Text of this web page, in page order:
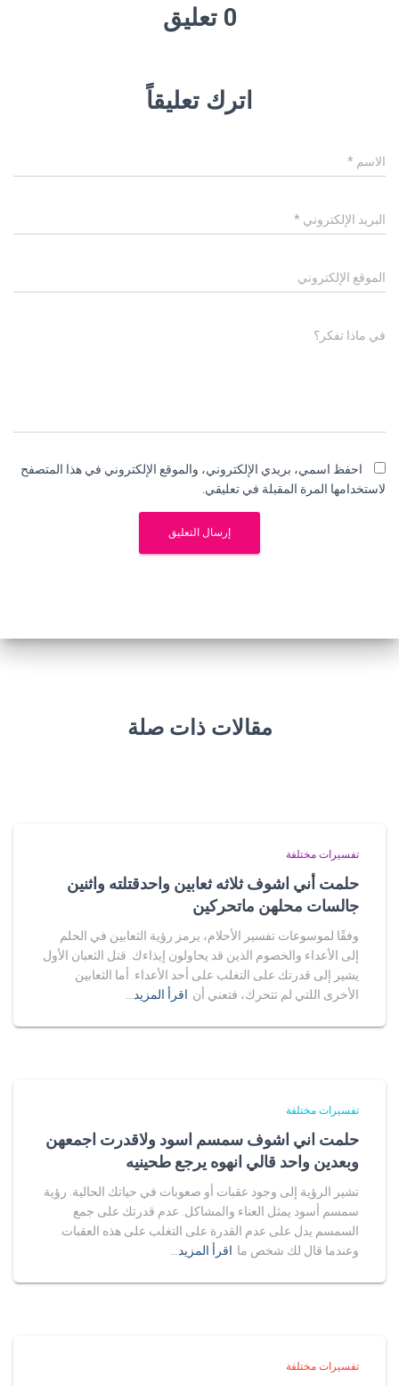
0 تعليق
اترك تعليقاً
الاسم *
البريد الإلكتروني *
الموقع الإلكتروني
في ماذا تفكر؟
احفظ اسمي، بريدي الإلكتروني، والموقع الإلكتروني في هذا المتصفح
لاستخدامها المرة المقبلة في تعليقي.
مقالات ذات صلة
تفسيرات مختلفة
حلمت أني اشوف ثلاثه ثعابين واحدقتلته واثنين
جالسات محلهن ماتحركين
وفقًا لموسوعات تفسير الأحلام، يرمز رؤية الثعابين في الحلم
إلى الأعداء والخصوم الذين قد يحاولون إيذاءك. قتل الثعبان الأول
يشير إلى قدرتك على التغلب على أحد الأعداء. أما الثعابين
الأخرى اللتي لم تتحرك، فتعني أن اقرأ المزيد…
تفسيرات مختلفة
حلمت اني اشوف سمسم اسود ولاقدرت اجمعهن
وبعدين واحد قالي انهوه يرجع طحينيه
تشير الرؤية إلى وجود عقبات أو صعوبات في حياتك الحالية. رؤية
سمسم أسود يمثل العناء والمشاكل. عدم قدرتك على جمع
السمسم يدل على عدم القدرة على التغلب على هذه العقبات.
وعندما قال لك شخص ما اقرأ المزيد…
تفسيرات مختلفة